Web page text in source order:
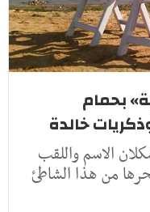
بحمام
خالدة
الاسم واللقب
من هذا الشاطئ